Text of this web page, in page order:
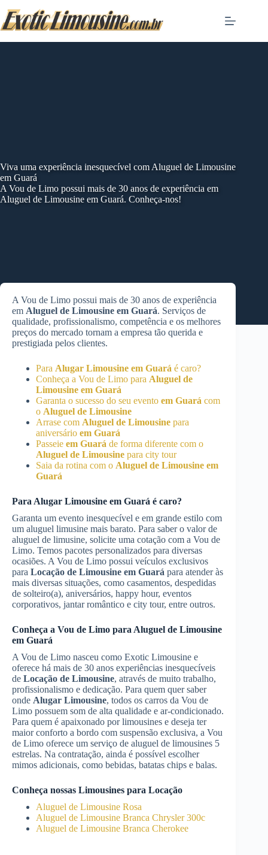
to
content
Viva uma experiência inesquecível com Aluguel de Limousine
em Guará
A Vou de Limo possui mais de 30 anos de experiência em
Aluguel de Limousine em Guará. Conheça-nos!
A Vou de Limo possui mais de 30 anos de experiência
em Aluguel de Limousine em Guará. Serviços de
qualidade, profissionalismo, competência e os melhores
preços do mercado tornam a empresa tão querida e
prestigiada pelos clientes.
Para Alugar Limousine em Guará é caro?
Conheça a Vou de Limo para Aluguel de
Limousine em Guará
Garanta o sucesso do seu evento em Guará com
o Aluguel de Limousine
Arrase com Aluguel de Limousine para
aniversário em Guará
Passeie em Guará de forma diferente com o
Aluguel de Limousine para city tour
Saia da rotina com o Aluguel de Limousine em
Guará
Para Alugar Limousine em Guará é caro?
Garanta um evento inesquecível e em grande estilo com
um aluguel limusine mais barato. Para saber o valor de
aluguel de limusine, solicite uma cotação com a Vou de
Limo. Temos pacotes personalizados para diversas
ocasiões. A Vou de Limo possui veículos exclusivos
para Locação de Limousine em Guará para atender às
mais diversas situações, como casamentos, despedidas
de solteiro(a), aniversários, happy hour, eventos
corporativos, jantar romântico e city tour, entre outros.
Conheça a Vou de Limo para Aluguel de Limousine
em Guará
A Vou de Limo nasceu como Exotic Limousine e
oferece há mais de 30 anos experiências inesquecíveis
de Locação de Limousine, através de muito trabalho,
profissionalismo e dedicação. Para quem quer saber
onde Alugar Limousine, todos os carros da Vou de
Limo possuem som de alta qualidade e ar-condicionado.
Para quem é apaixonado por limousines e deseja ter
maior conforto a bordo com suspensão exclusiva, a Vou
de Limo oferece um serviço de aluguel de limousines 5
estrelas. Na contratação, ainda é possível escolher
mimos adicionais, como bebidas, batatas chips e balas.
Conheça nossas Limousines para Locação
Aluguel de Limousine Rosa
Aluguel de Limousine Branca Chrysler 300c
Aluguel de Limousine Branca Cherokee